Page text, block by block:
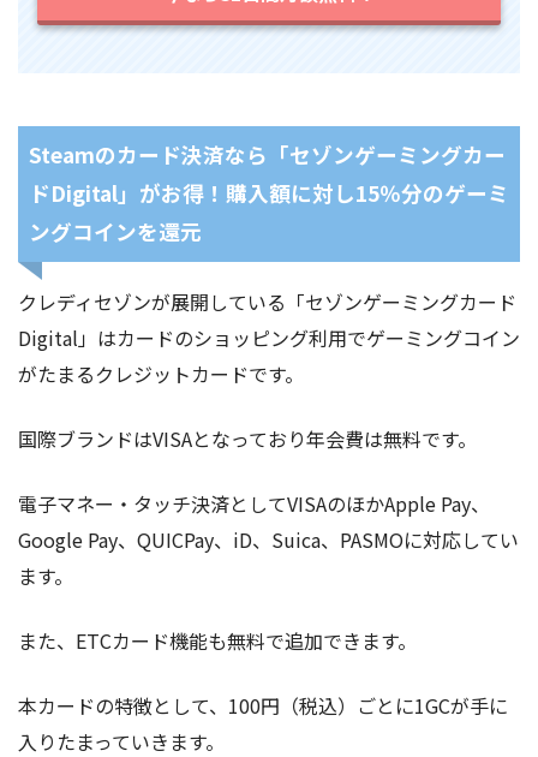
Steamのカード決済なら「セゾンゲーミングカー
ドDigital」がお得！購入額に対し15％分のゲーミ
ングコインを還元
クレディセゾンが展開している「セゾンゲーミングカード
Digital」はカードのショッピング利用でゲーミングコイン
がたまるクレジットカードです。
国際ブランドはVISAとなっており年会費は無料です。
電子マネー・タッチ決済としてVISAのほかApple Pay、
Google Pay、QUICPay、iD、Suica、PASMOに対応してい
ます。
また、ETCカード機能も無料で追加できます。
本カードの特徴として、100円（税込）ごとに1GCが手に
入りたまっていきます。